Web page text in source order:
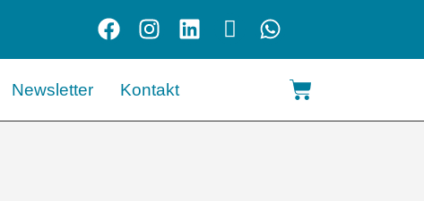
Newsletter Kontakt